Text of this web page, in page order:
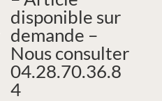
disponible sur
demande –
Nous consulter
04.28.70.36.8
4